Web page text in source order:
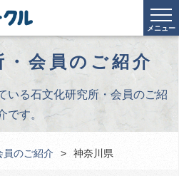
メニュー
・会員のご紹介
いる石文化研究所・会員のご紹
です。
員のご紹介 神奈川県